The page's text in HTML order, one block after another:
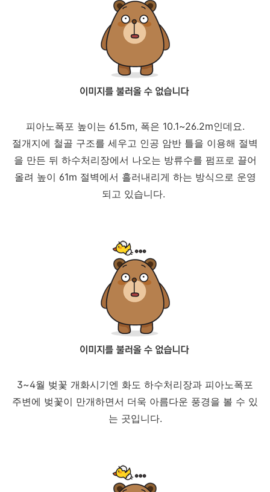
피아노폭포 높이는 61.5m, 폭은 10.1~26.2m인데요.
절개지에 철골 구조를 세우고 인공 암반 틀을 이용해 절벽
을 만든 뒤 하수처리장에서 나오는 방류수를 펌프로 끌어
올려 높이 61m 절벽에서 흘러내리게 하는 방식으로 운영
되고 있습니다.
3~4월 벚꽃 개화시기엔 화도 하수처리장과 피아노폭포
주변에 벚꽃이 만개하면서 더욱 아름다운 풍경을 볼 수 있
는 곳입니다.